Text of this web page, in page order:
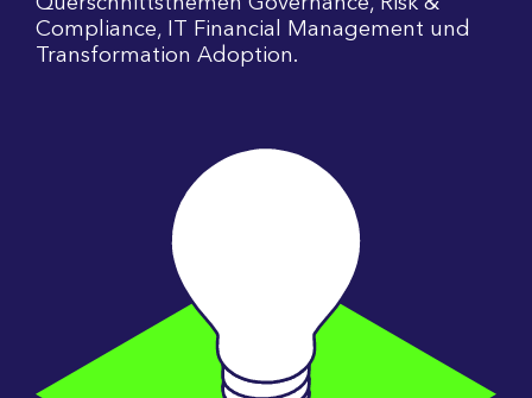
Compliance, IT Financial Management und
Transformation Adoption.